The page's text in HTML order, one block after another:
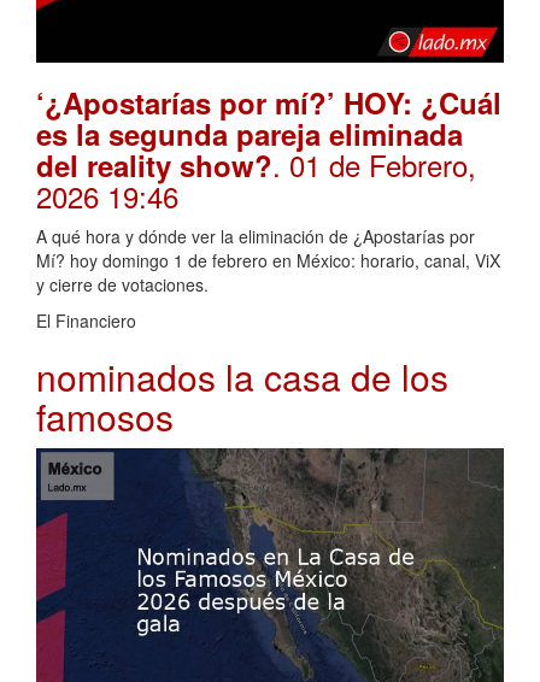
‘¿Apostarías por mí?’ HOY: ¿Cuál
es la segunda pareja eliminada
del reality show?. 01 de Febrero,
2026 19:46
A qué hora y dónde ver la eliminación de ¿Apostarías por
Mí? hoy domingo 1 de febrero en México: horario, canal, ViX
y cierre de votaciones.
El Financiero
nominados la casa de los
famosos